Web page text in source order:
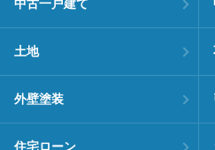
中古一戸建て
土地
外壁塗装
住宅ローン